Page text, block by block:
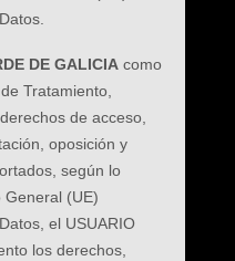
DE GALICIA como
Tratamiento,
de acceso,
oposición y
según lo
(UE)
el USUARIO
los derechos,